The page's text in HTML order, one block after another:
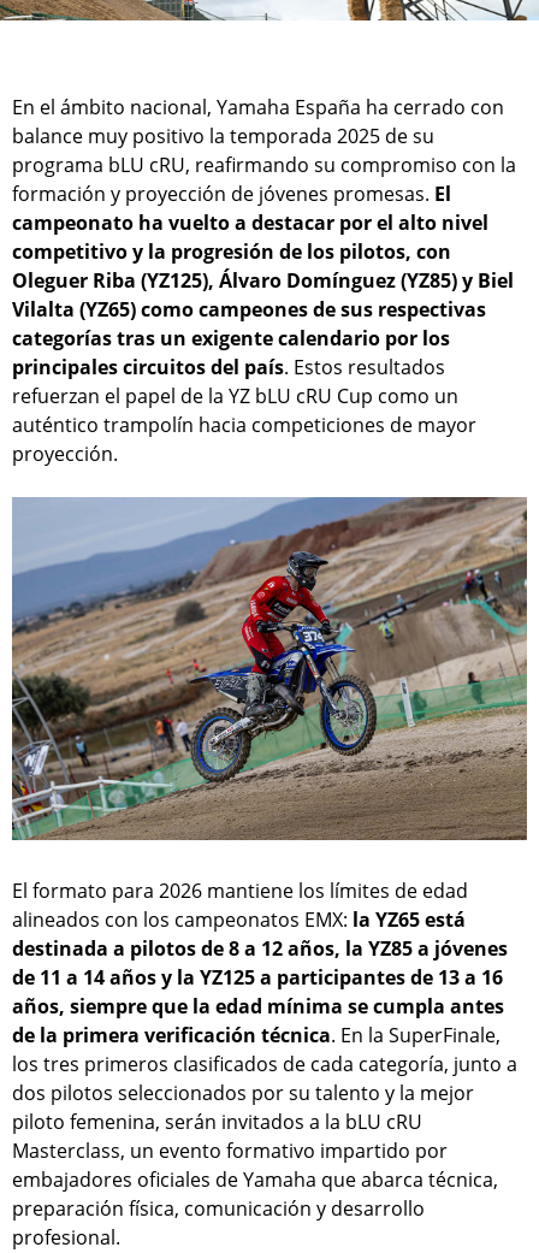
En el ámbito nacional, Yamaha España ha cerrado con
balance muy positivo la temporada 2025 de su
programa bLU cRU, reafirmando su compromiso con la
formación y proyección de jóvenes promesas. El
campeonato ha vuelto a destacar por el alto nivel
competitivo y la progresión de los pilotos, con
Oleguer Riba (YZ125), Álvaro Domínguez (YZ85) y Biel
Vilalta (YZ65) como campeones de sus respectivas
categorías tras un exigente calendario por los
principales circuitos del país. Estos resultados
refuerzan el papel de la YZ bLU cRU Cup como un
auténtico trampolín hacia competiciones de mayor
proyección.
El formato para 2026 mantiene los límites de edad
alineados con los campeonatos EMX: la YZ65 está
destinada a pilotos de 8 a 12 años, la YZ85 a jóvenes
de 11 a 14 años y la YZ125 a participantes de 13 a 16
años, siempre que la edad mínima se cumpla antes
de la primera verificación técnica. En la SuperFinale,
los tres primeros clasificados de cada categoría, junto a
dos pilotos seleccionados por su talento y la mejor
piloto femenina, serán invitados a la bLU cRU
Masterclass, un evento formativo impartido por
embajadores oficiales de Yamaha que abarca técnica,
preparación física, comunicación y desarrollo
profesional.